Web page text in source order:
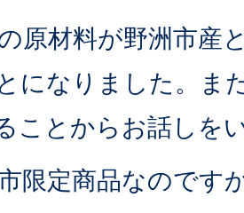
原材料が野洲市産
になりました。ま
ことからお話しを
限定商品なのです